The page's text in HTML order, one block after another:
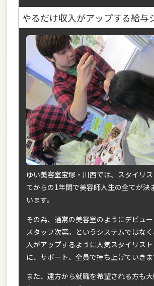
やるだけ収入がアップする給与
ゆい美容室宝塚・川西では、スタイリ
てからの1年間で美容師人生の全てが決
います。
その為、通常の美容室のようにデビュ
スタッフ次第。というシステムではな
入がアップするように人気スタイリス
に、サポート、全員で持ち上げていきま
また、遠方から就職を希望される方も